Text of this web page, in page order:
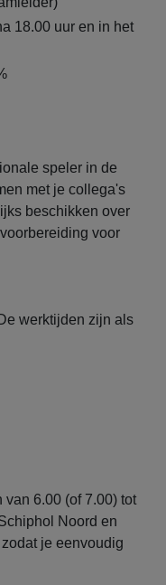
18.00 uur en in het
speler in de
met je collega's
beschikken over
voor
werktijden zijn als
6.00 (of 7.00) tot
Noord en
je eenvoudig